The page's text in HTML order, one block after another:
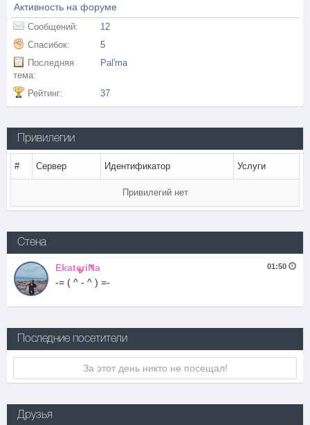
Активность на форуме
Сообщений:
12
Спасибок:
5
Последняя
тема:
Pal'ma
Рейтинг: 37
Привилегии
# Сервер Идентификатор Услуги
Привилегий нет
Стена
EkateriNa 01:50
-= ( ^ - ^ ) =-
Последние посетители
За этот день никто не посещал!
Друзья